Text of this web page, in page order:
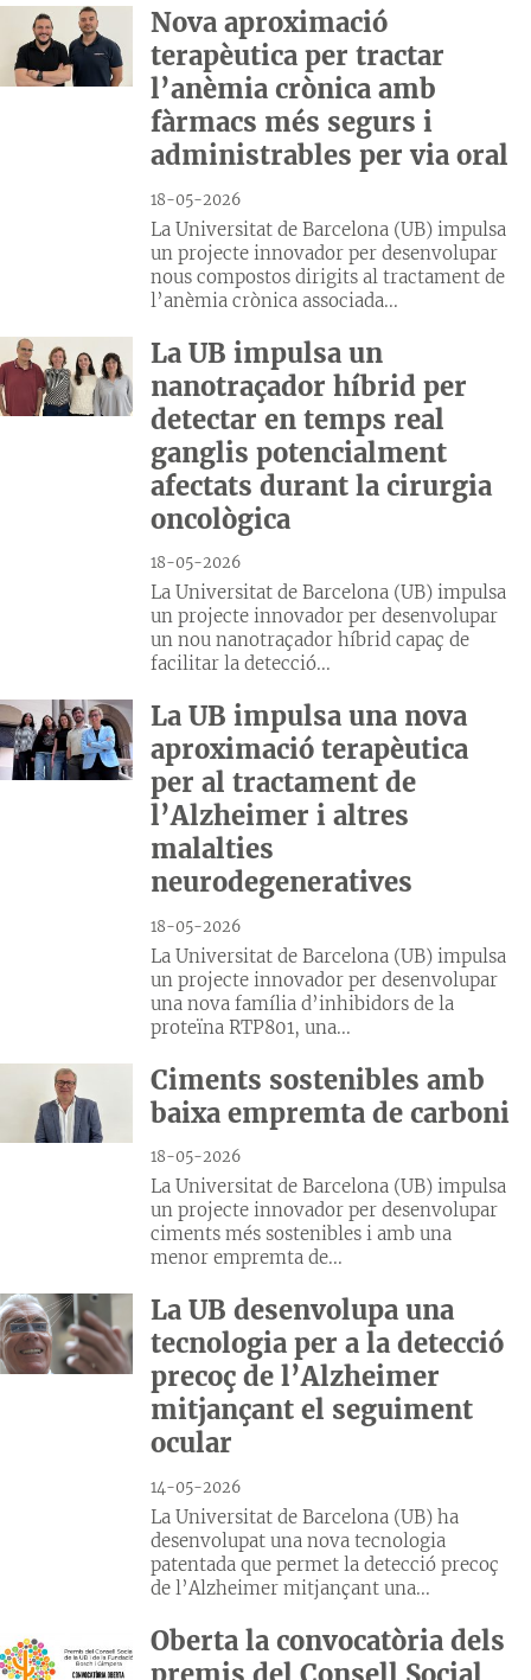
Nova aproximació
terapèutica per tractar
l’anèmia crònica amb
fàrmacs més segurs i
administrables per via oral
18-05-2026
La Universitat de Barcelona (UB) impulsa
un projecte innovador per desenvolupar
nous compostos dirigits al tractament de
l’anèmia crònica associada...
La UB impulsa un
nanotraçador híbrid per
detectar en temps real
ganglis potencialment
afectats durant la cirurgia
oncològica
18-05-2026
La Universitat de Barcelona (UB) impulsa
un projecte innovador per desenvolupar
un nou nanotraçador híbrid capaç de
facilitar la detecció...
La UB impulsa una nova
aproximació terapèutica
per al tractament de
l’Alzheimer i altres
malalties
neurodegeneratives
18-05-2026
La Universitat de Barcelona (UB) impulsa
un projecte innovador per desenvolupar
una nova família d’inhibidors de la
proteïna RTP801, una...
Ciments sostenibles amb
baixa empremta de carboni
18-05-2026
La Universitat de Barcelona (UB) impulsa
un projecte innovador per desenvolupar
ciments més sostenibles i amb una
menor empremta de...
La UB desenvolupa una
tecnologia per a la detecció
precoç de l’Alzheimer
mitjançant el seguiment
ocular
14-05-2026
La Universitat de Barcelona (UB) ha
desenvolupat una nova tecnologia
patentada que permet la detecció precoç
de l’Alzheimer mitjançant una...
Oberta la convocatòria dels